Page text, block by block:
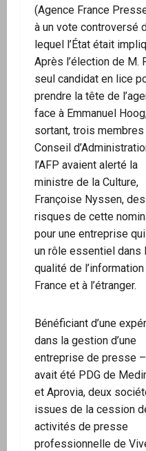
(Agence France
à un vote controversé
lequel l’État était
Après l’élection de M.
seul candidat en lice
prendre la tête de
face à Emmanuel
sortant, trois membres
Conseil
l’AFP avaient alerté la
ministre de la Culture,
Françoise Nyssen, des
risques de cette
pour une entreprise
un rôle essentiel dans
qualité de l’information
France et à l’étranger.
Bénéficiant d’une
dans la gestion d’une
entreprise de presse
avait été PDG de
et Aprovia, deux
issues de la cession
activités de presse
professionnelle de